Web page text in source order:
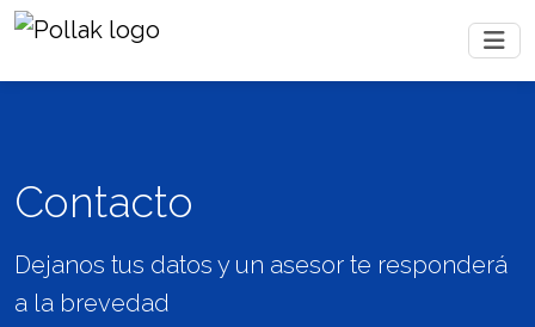
Contacto
Dejanos tus datos y un asesor te responderá
a la brevedad